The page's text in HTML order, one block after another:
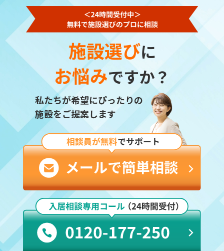
施設選びに
お悩みですか？
私たちが希望にぴったりの
施設をご提案します